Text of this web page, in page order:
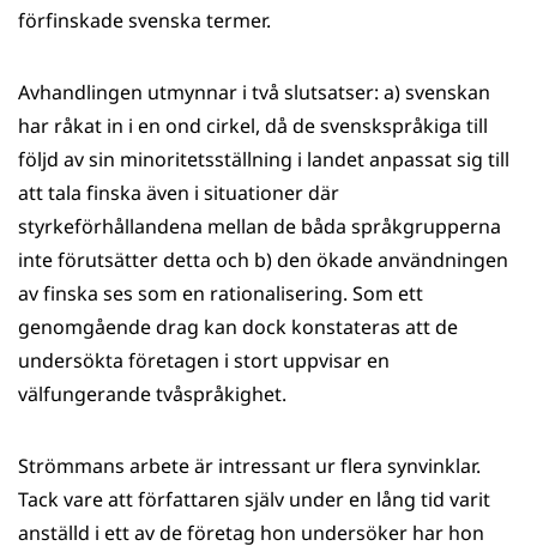
förfinskade svenska termer.
Avhandlingen utmynnar i två slutsatser: a) svenskan
har råkat in i en ond cirkel, då de svenskspråkiga till
följd av sin minoritetsställning i landet anpassat sig till
att tala finska även i situationer där
styrkeförhållandena mellan de båda språkgrupperna
inte förutsätter detta och b) den ökade användningen
av finska ses som en rationalisering. Som ett
genomgående drag kan dock konstateras att de
undersökta företagen i stort uppvisar en
välfungerande tvåspråkighet.
Strömmans arbete är intressant ur flera synvinklar.
Tack vare att författaren själv under en lång tid varit
anställd i ett av de företag hon undersöker har hon